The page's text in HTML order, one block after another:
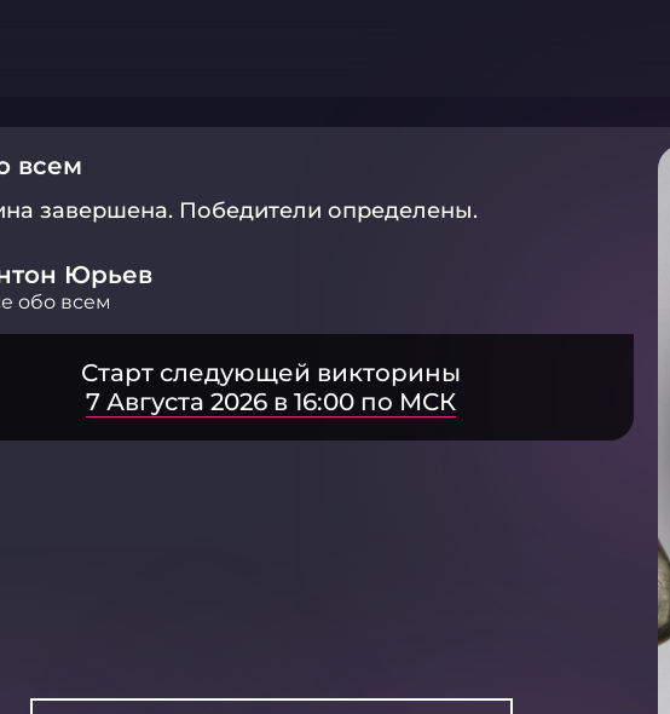
всем
завершена. Победители определены.
Юрьев
обо всем
Старт следующей викторины
7 Августа 2026 в 16:00 по МСК